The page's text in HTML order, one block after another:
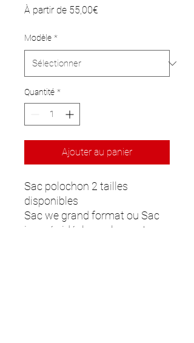
À partir de 55,00€
Modèle *
Quantité *
Ajouter au panier
Sac polochon 2 tailles
disponibles
Sac we grand format ou Sac
journée idéal pour le sport ou